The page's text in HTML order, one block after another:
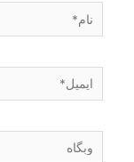
نام*
ایمیل*
وبگاه